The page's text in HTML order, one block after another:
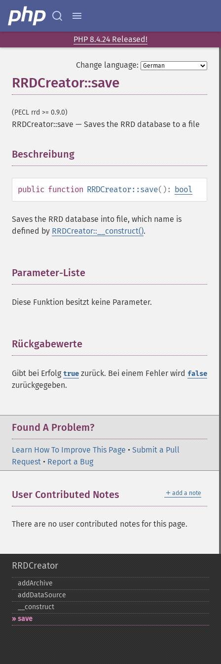
PHP 8.4.24 Released!
Change language:
RRDCreator::save
(PECL rrd >= 0.9.0)
RRDCreator::save — Saves the RRD database to a file
Beschreibung
public function RRDCreator::save(): bool
Saves the RRD database into file, which name is
defined by RRDCreator::__construct().
Parameter-Liste
Diese Funktion besitzt keine Parameter.
Rückgabewerte
Gibt bei Erfolg true zurück. Bei einem Fehler wird false
zurückgegeben.
Found A Problem?
Learn How To Improve This Page • Submit a Pull
Request • Report a Bug
＋ add a note
User Contributed Notes
There are no user contributed notes for this page.
RRDCreator
addArchive
addDataSource
_​_​construct
save